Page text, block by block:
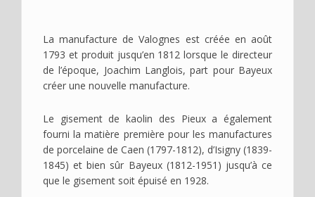
La manufacture de Valognes est créée en août
1793 et produit jusqu’en 1812 lorsque le directeur
de l’époque, Joachim Langlois, part pour Bayeux
créer une nouvelle manufacture.
Le gisement de kaolin des Pieux a également
fourni la matière première pour les manufactures
de porcelaine de Caen (1797-1812), d’Isigny (1839-
1845) et bien sûr Bayeux (1812-1951) jusqu’à ce
que le gisement soit épuisé en 1928.